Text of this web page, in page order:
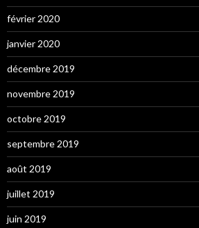
février 2020
janvier 2020
décembre 2019
novembre 2019
octobre 2019
septembre 2019
août 2019
juillet 2019
juin 2019